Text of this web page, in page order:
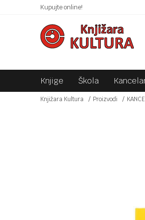
Kupujte online!SIGURNO PLAĆANJE
Knjige Škola
Knjižara Kultura Proizvodi